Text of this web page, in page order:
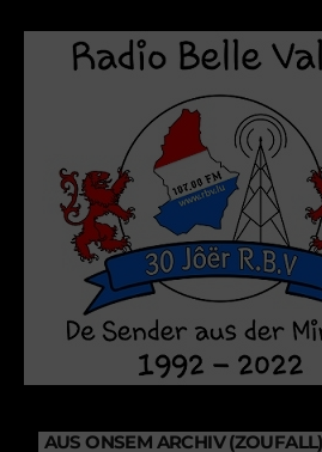
AUS ONSEM ARCHIV (ZOUFALL)